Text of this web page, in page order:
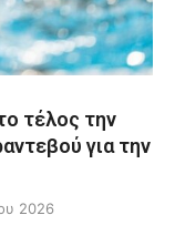
τέλος την
για την
2026